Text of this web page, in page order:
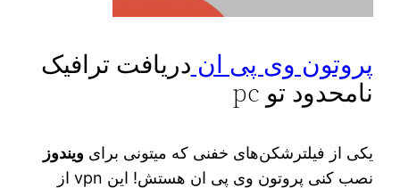
پروتون وی پی ان دریافت ترافیک
نامحدود تو pc
یکی از فیلترشکن‌های خفنی که میتونی برای ویندوز
نصب کنی پروتون وی پی ان هستش! این vpn از